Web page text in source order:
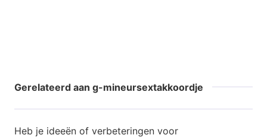
Gerelateerd aan g-mineursextakkoordje
Heb je ideeën of verbeteringen voor